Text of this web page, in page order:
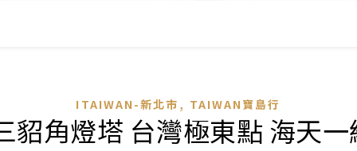
ITAIWAN-新北市 , TAIWAN寶島行
貂角燈塔 台灣極東點 海天